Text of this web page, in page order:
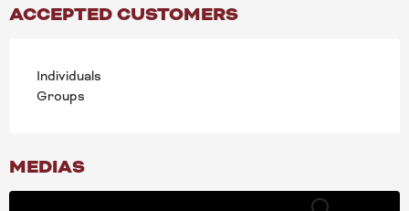
ACCEPTED CUSTOMERS
Individuals
Groups
MEDIAS